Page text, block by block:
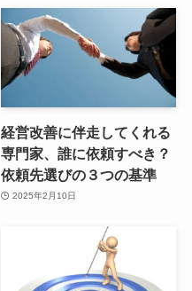
経営改善に伴走してくれる
専門家、誰に依頼すべき？
依頼先選びの３つの基準
2025年2月10日